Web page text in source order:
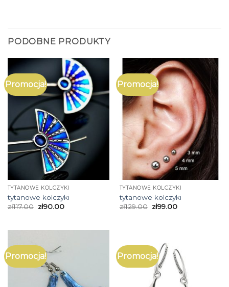
PODOBNE PRODUKTY
Promocja!
TYTANOWE KOLCZYKI
tytanowe kolczyki
zł117.00 zł90.00
Promocja!
TYTANOWE KOLCZYKI
tytanowe kolczyki
zł129.00 zł99.00
Promocja! Promocja!